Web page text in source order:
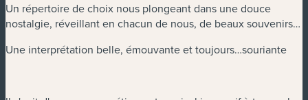
Un répertoire de choix nous plongeant dans une douce
nostalgie, réveillant en chacun de nous, de beaux souvenirs…
Une interprétation belle, émouvante et toujours…souriante